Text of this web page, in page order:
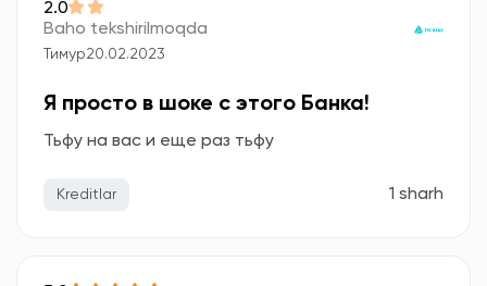
2.0
Baho tekshirilmoqda
Тимур20.02.2023
Я просто в шоке с этого Банка!
Тьфу на вас и еще раз тьфу
Kreditlar 1 sharh